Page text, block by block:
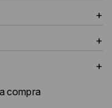
+
+
+
compra